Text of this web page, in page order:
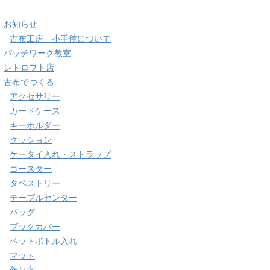
お知らせ
古布工房 小手毬について
パッチワーク教室
レトロフト店
古布でつくる
アクセサリー
カードケース
キーホルダー
クッション
ケータイ入れ・ストラップ
コースター
タペストリー
テーブルセンター
バッグ
ブックカバー
ペットボトル入れ
マット